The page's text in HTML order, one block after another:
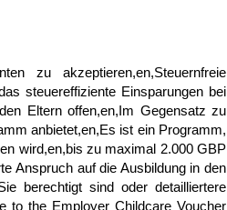
zu akzeptieren,en,Steuernfreie
steuereffiziente Einsparungen bei
Eltern offen,en,Im Gegensatz zu
anbietet,en,Es ist ein Programm,
wird,en,bis zu maximal 2.000 GBP
Anspruch auf die Ausbildung in den
berechtigt sind oder detailliertere
to the Employer Childcare Voucher